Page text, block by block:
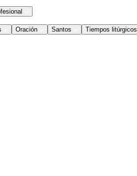
Oración Santos Tiempos litúrgicos